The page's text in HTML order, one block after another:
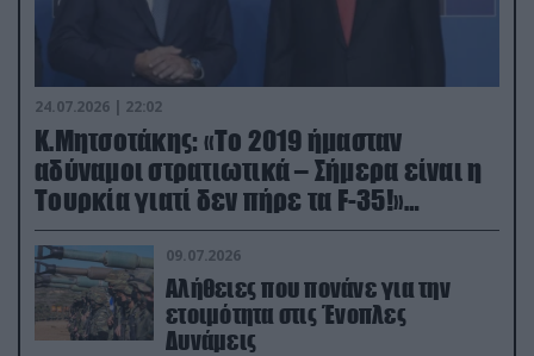
24.07.2026 | 22:02
Κ.Μητσοτάκης: «Το 2019 ήμασταν
αδύναμοι στρατιωτικά – Σήμερα είναι η
Τουρκία γιατί δεν πήρε τα F-35!»
(βίντεο)
09.07.2026
Αλήθειες που πονάνε για την
ετοιμότητα στις Ένοπλες
Δυνάμεις